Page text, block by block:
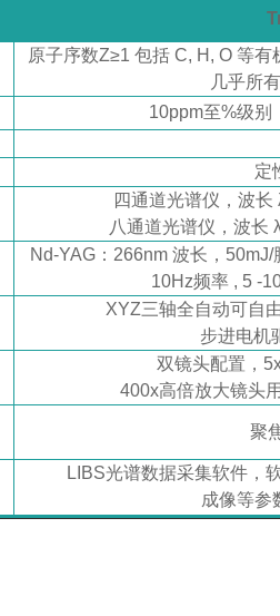
原子序数Z≥1 包括 C, H, O 等有
几乎所
10ppm至%级别
定
四通道光谱仪，波长
八通道光谱仪，波长
Nd-YAG：266nm 波长，
10Hz频率 , 5 -
XYZ三轴全自动可自
步进电机
双镜头配置，
400x高倍放大镜头
聚
LIBS光谱数据采集软件，
成像等参